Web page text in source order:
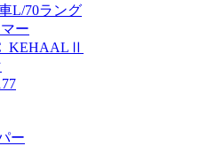
L/70ラング
ー
ー